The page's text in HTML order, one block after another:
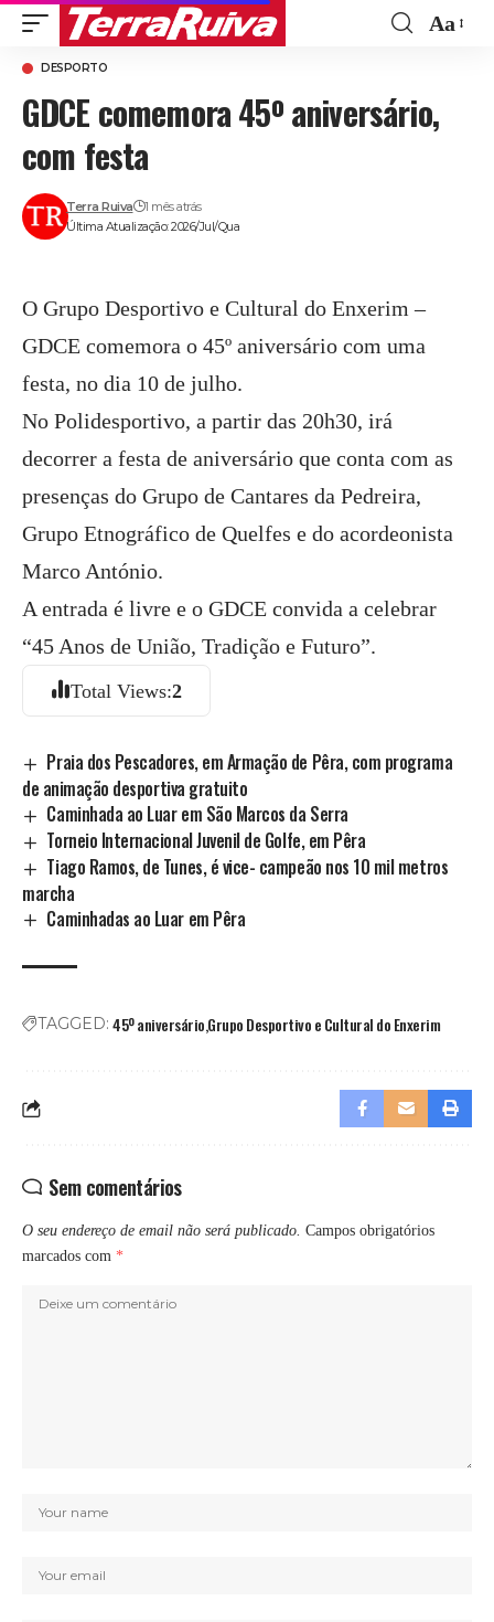
Aa
DESPORTO
GDCE comemora 45º aniversário,
com festa
Última Atualização: 2026/Jul/Qua
Terra Ruiva 1 mês atrás
O Grupo Desportivo e Cultural do Enxerim –
GDCE comemora o 45º aniversário com uma
festa, no dia 10 de julho.
No Polidesportivo, a partir das 20h30, irá
decorrer a festa de aniversário que conta com as
presenças do Grupo de Cantares da Pedreira,
Grupo Etnográfico de Quelfes e do acordeonista
Marco António.
A entrada é livre e o GDCE convida a celebrar
“45 Anos de União, Tradição e Futuro”.
Total Views:2
Praia dos Pescadores, em Armação de Pêra, com programa
de animação desportiva gratuito
Caminhada ao Luar em São Marcos da Serra
Torneio Internacional Juvenil de Golfe, em Pêra
Tiago Ramos, de Tunes, é vice- campeão nos 10 mil metros
marcha
Caminhadas ao Luar em Pêra
TAGGED: 45º aniversárioGrupo Desportivo e Cultural do Enxerim
Sem comentários
O seu endereço de email não será publicado. Campos obrigatórios
marcados com *